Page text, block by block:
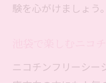
験を心がけましょう。
ニコチンフリーシー